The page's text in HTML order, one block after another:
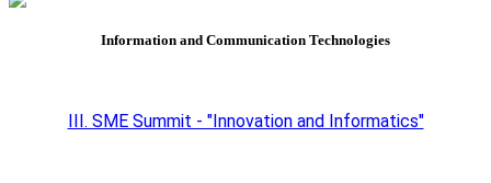
Information and Communication Technologies
III. SME Summit - "Innovation and Informatics"